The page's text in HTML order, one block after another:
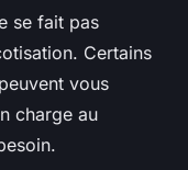
se fait pas
Certains
vous
charge au